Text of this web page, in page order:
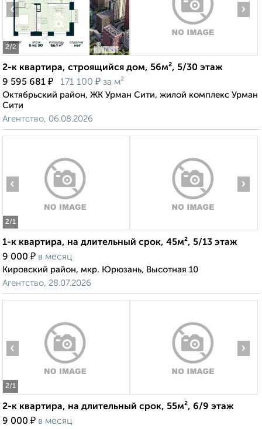
2/2
‹ ›
2-к квартира, строящийся дом, 56м², 5/30 этаж
9 595 681 ₽ 171 100 ₽ за м²
Октябрьский район, ЖК Урман Сити, жилой комплекс Урман
Сити
Агентство, 06.08.2026
2/1
‹ ›
1-к квартира, на длительный срок, 45м², 5/13 этаж
9 000 ₽ в месяц
Кировский район, мкр. Юрюзань, Высотная 10
Агентство, 28.07.2026
2/1
‹ ›
2-к квартира, на длительный срок, 55м², 6/9 этаж
9 000 ₽ в месяц